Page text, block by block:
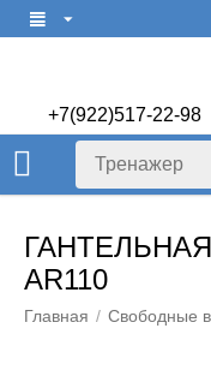
+7(922)517-22-98
+7(922)506-70-60
AR110
Главная / Свободные